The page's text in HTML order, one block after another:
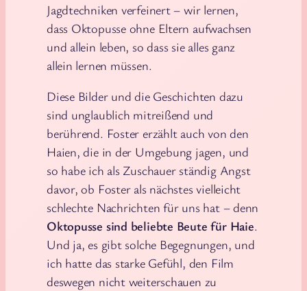
Jagdtechniken verfeinert – wir lernen,
dass Oktopusse ohne Eltern aufwachsen
und allein leben, so dass sie alles ganz
allein lernen müssen.
Diese Bilder und die Geschichten dazu
sind unglaublich mitreißend und
berührend. Foster erzählt auch von den
Haien, die in der Umgebung jagen, und
so habe ich als Zuschauer ständig Angst
davor, ob Foster als nächstes vielleicht
schlechte Nachrichten für uns hat – denn
Oktopusse sind beliebte Beute für Haie.
Und ja, es gibt solche Begegnungen, und
ich hatte das starke Gefühl, den Film
deswegen nicht weiterschauen zu